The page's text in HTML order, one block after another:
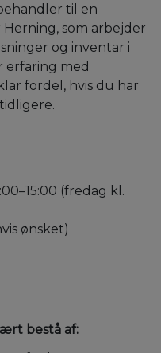
til en
som arbejder
og inventar i
erfaring med
fordel, hvis du har
(fredag kl.
ønsket)
bestå af: